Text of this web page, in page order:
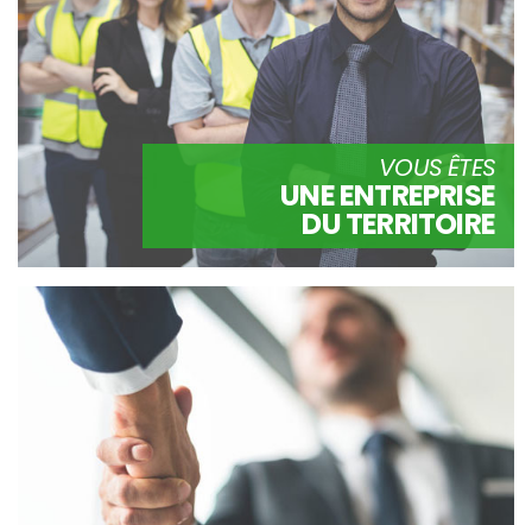
VOUS ÊTES
UNE ENTREPRISE
DU TERRITOIRE